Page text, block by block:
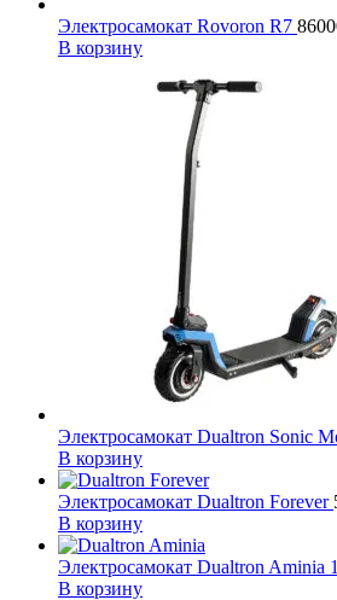
Электросамокат Rovoron R7
В корзину
Электросамокат Dualtron Sonic
В корзину
Электросамокат Dualtron Forever
В корзину
Электросамокат Dualtron Aminia
В корзину